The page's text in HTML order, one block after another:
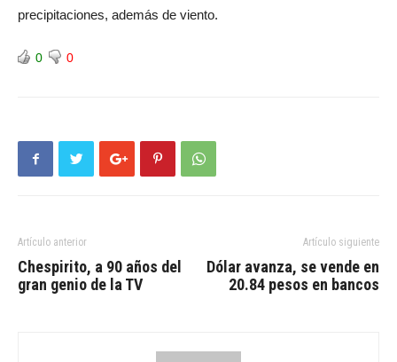
precipitaciones, además de viento.
0 0
Artículo anterior
Chespirito, a 90 años del
gran genio de la TV
Artículo siguiente
Dólar avanza, se vende en
20.84 pesos en bancos